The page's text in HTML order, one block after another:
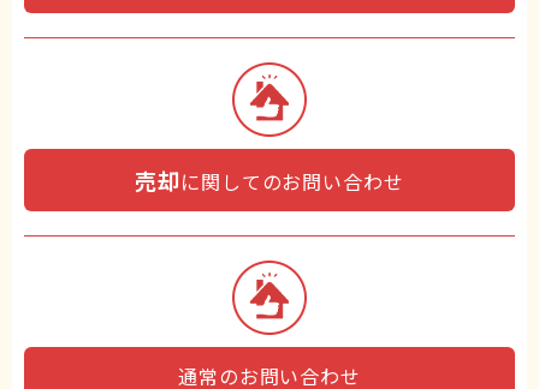
売却に関してのお問い合わせ
通常のお問い合わせ